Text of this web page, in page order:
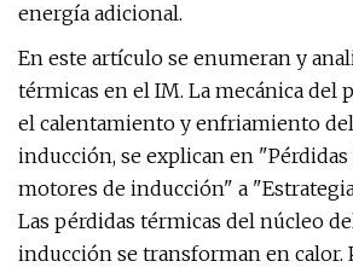
energía adicional.
En este artículo se enumeran y
térmicas en el IM. La mecánica del
el calentamiento y enfriamiento
inducción, se explican en
motores de inducción" a
Las pérdidas térmicas del núcleo
inducción se transforman en calor.